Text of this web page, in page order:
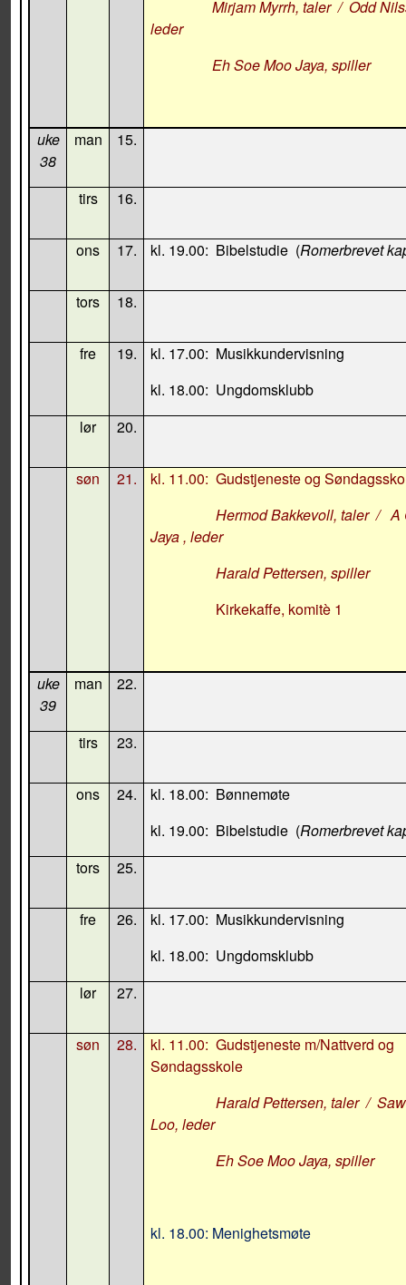
Mirjam Myrrh, taler / Odd
leder
Eh Soe Moo Jaya, spiller
uke
38
man 15.
tirs 16.
ons 17. kl. 19.00: Bibelstudie (Romerbrevet
tors 18.
fre 19. kl. 17.00: Musikkundervisning
kl. 18.00: Ungdomsklubb
lør
20.
søn 21. kl. 11.00: Gudstjeneste og
Hermod Bakkevoll, taler / A
Jaya , leder
Harald Pettersen, spiller
Kirkekaffe, komitè 1
uke
39
man 22.
tirs 23.
ons 24. kl. 18.00: Bønnemøte
kl. 19.00: Bibelstudie (Romerbrevet
tors
25.
fre 26. kl. 17.00: Musikkundervisning
kl. 18.00: Ungdomsklubb
lør
27.
søn 28. kl. 11.00: Gudstjeneste m/Nattverd og
Søndagsskole
Harald Pettersen, taler /
Loo, leder
Eh Soe Moo Jaya, spiller
kl. 18.00: Menighetsmøte